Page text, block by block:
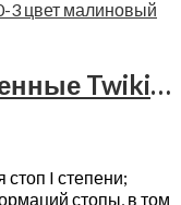
Ботинки детские утепленные Twiki, TW-320 цвет малиновый
I степени;
стопы, в том